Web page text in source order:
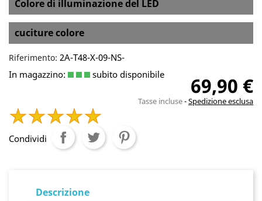
Colore di illuminazione del LED
cuciture colore
Riferimento: 2A-T48-X-09-NS-
In magazzino:
subito disponibile 69,90 €
Tasse incluse Spedizione esclusa
Condividi
Descrizione